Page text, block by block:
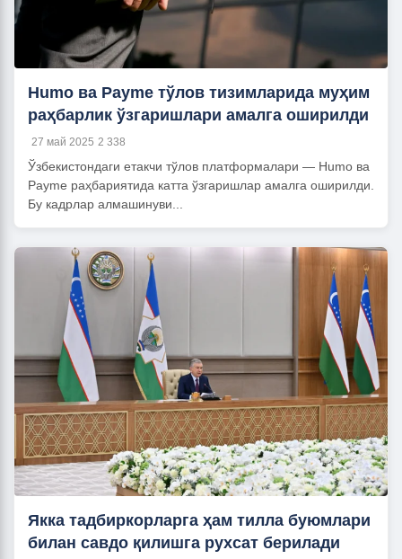
Humo ва Payme тўлов тизимларида муҳим
раҳбарлик ўзгаришлари амалга оширилди
27 май 2025 2 338
Ўзбекистондаги етакчи тўлов платформалари — Humo ва
Payme раҳбариятида катта ўзгаришлар амалга оширилди.
Бу кадрлар алмашинуви...
Якка тадбиркорларга ҳам тилла буюмлари
билан савдо қилишга рухсат берилади